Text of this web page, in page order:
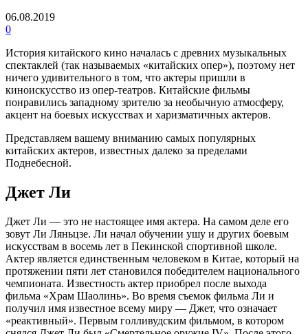
06.08.2019
0
История китайского кино началась с древних музыкальных
спектаклей (так называемых «китайских опер»), поэтому нет
ничего удивительного в том, что актеры пришли в
киноискусство из опер-театров. Китайские фильмы
понравились западному зрителю за необычную атмосферу,
акцент на боевых искусствах и харизматичных актеров.
Представляем вашему вниманию самых популярных
китайских актеров, известных далеко за пределами
Поднебесной.
Джет Ли
Джет Ли — это не настоящее имя актера. На самом деле его
зовут Ли Ляньцзе. Ли начал обучении ушу и других боевым
искусствам в восемь лет в Пекинской спортивной школе.
Актер является единственным человеком в Китае, который на
протяжении пяти лет становился победителем национального
чемпионата. Известность актер приобрел после выхода
фильма «Храм Шаолинь». Во время съемок фильма Ли и
получил имя известное всему миру — Джет, что означает
«реактивный». Первым голливудским фильмом, в котором